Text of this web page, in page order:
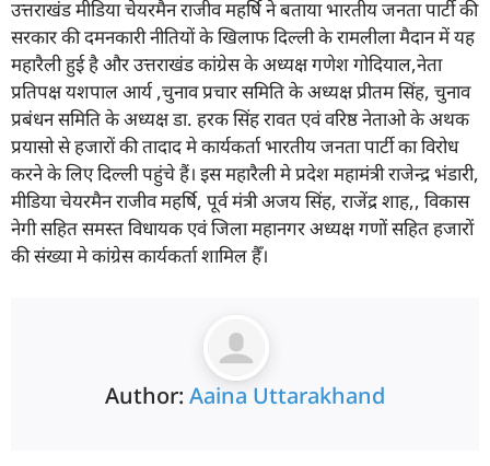
उत्तराखंड मीडिया चेयरमैन राजीव महर्षि ने बताया भारतीय जनता पार्टी की
सरकार की दमनकारी नीतियों के खिलाफ दिल्ली के रामलीला मैदान में यह
महारैली हुई है और उत्तराखंड कांग्रेस के अध्यक्ष गणेश गोदियाल,नेता
प्रतिपक्ष यशपाल आर्य ,चुनाव प्रचार समिति के अध्यक्ष प्रीतम सिंह, चुनाव
प्रबंधन समिति के अध्यक्ष डा. हरक सिंह रावत एवं वरिष्ठ नेताओ के अथक
प्रयासो से हजारों की तादाद मे कार्यकर्ता भारतीय जनता पार्टी का विरोध
करने के लिए दिल्ली पहुंचे हैं। इस महारैली मे प्रदेश महामंत्री राजेन्द्र भंडारी,
मीडिया चेयरमैन राजीव महर्षि, पूर्व मंत्री अजय सिंह, राजेंद्र शाह,, विकास
नेगी सहित समस्त विधायक एवं जिला महानगर अध्यक्ष गणों सहित हजारों
की संख्या मे कांग्रेस कार्यकर्ता शामिल हैँ।
Author: Aaina Uttarakhand